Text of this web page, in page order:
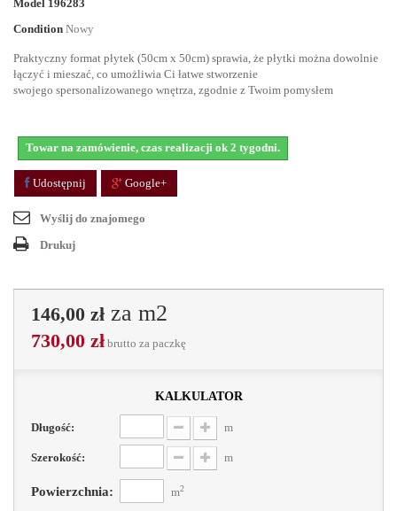
Model 196283
Condition Nowy
Praktyczny format płytek (50cm x 50cm) sprawia, że płytki można dowolnie
łączyć i mieszać, co umożliwia Ci łatwe stworzenie
swojego spersonalizowanego wnętrza, zgodnie z Twoim pomysłem
Towar na zamówienie, czas realizacji ok 2 tygodni.
Udostępnij Google+
Wyślij do znajomego
Drukuj
146,00 zł za m2
730,00 zł brutto za paczkę
kalkulator
Długość: m
Szerokość: m
Powierzchnia: m2